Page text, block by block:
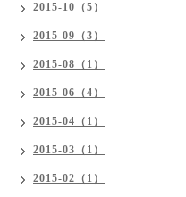
2015-10（5）
2015-09（3）
2015-08（1）
2015-06（4）
2015-04（1）
2015-03（1）
2015-02（1）